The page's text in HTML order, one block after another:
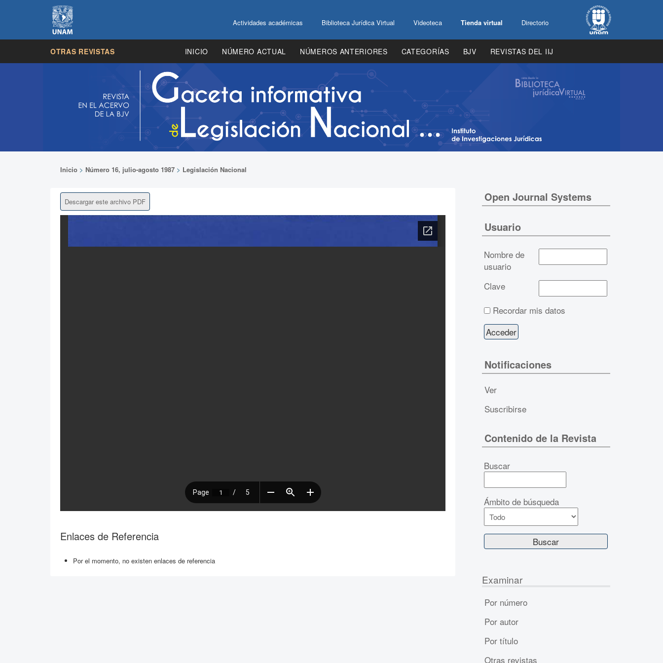
Actividades académicas Biblioteca Jurídica Virtual Videoteca Tienda virtual Directorio
OTRAS REVISTAS INICIO NÚMERO ACTUAL NÚMEROS ANTERIORES CATEGORÍAS BJV REVISTAS DEL IIJ
Inicio > Número 16, julio-agosto 1987 > Legislación Nacional
Descargar este archivo PDF
Enlaces de Referencia
Por el momento, no existen enlaces de referencia
Open Journal Systems
Usuario
Nombre de
usuario
Clave
Recordar mis datos
Notificaciones
Ver
Suscribirse
Contenido de la Revista
Buscar
Ámbito de búsqueda
Examinar
Por número
Por autor
Por título
Otras revistas